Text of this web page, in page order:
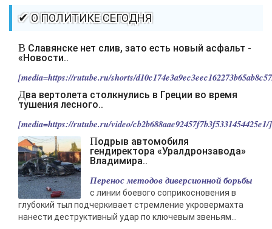
-- Самое большое богатство — это ум. Самая большая нищета —
глупость. Из всех страхов самый пугающий — самолюбование.
-- Лучшее, что можно сделать с хорошим советом, это пропустить его
мимо ушей. Он никогда не бывает полезен никому, кроме того, кто его
-- Люблю давать советы и очень не люблю, когда их дают мне.
✔ О ПОЛИТИКЕ СЕГОДНЯ
В Славянске нет слив, зато есть новый асфальт -
«Новости..
[media=https://rutube.ru/shorts/
Два вертолета столкнулись в Греции во время
тушения лесного..
[media=https://rutube.ru/video/
Подрыв автомобиля
гендиректора «Уралдронзавода»
Владимира..
Перенос методов диверсионной борьбы
с линии боевого соприкосновения в
глубокий тыл подчеркивает стремление укровермахта
нанести деструктивный удар по ключевым звеньям...